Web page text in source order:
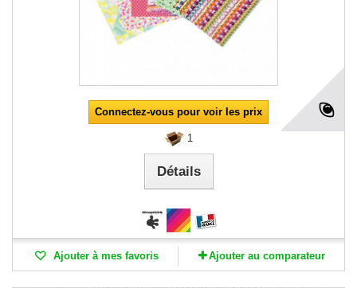
Connectez-vous pour voir les prix
1
Détails
Ajouter à mes favoris Ajouter au comparateur